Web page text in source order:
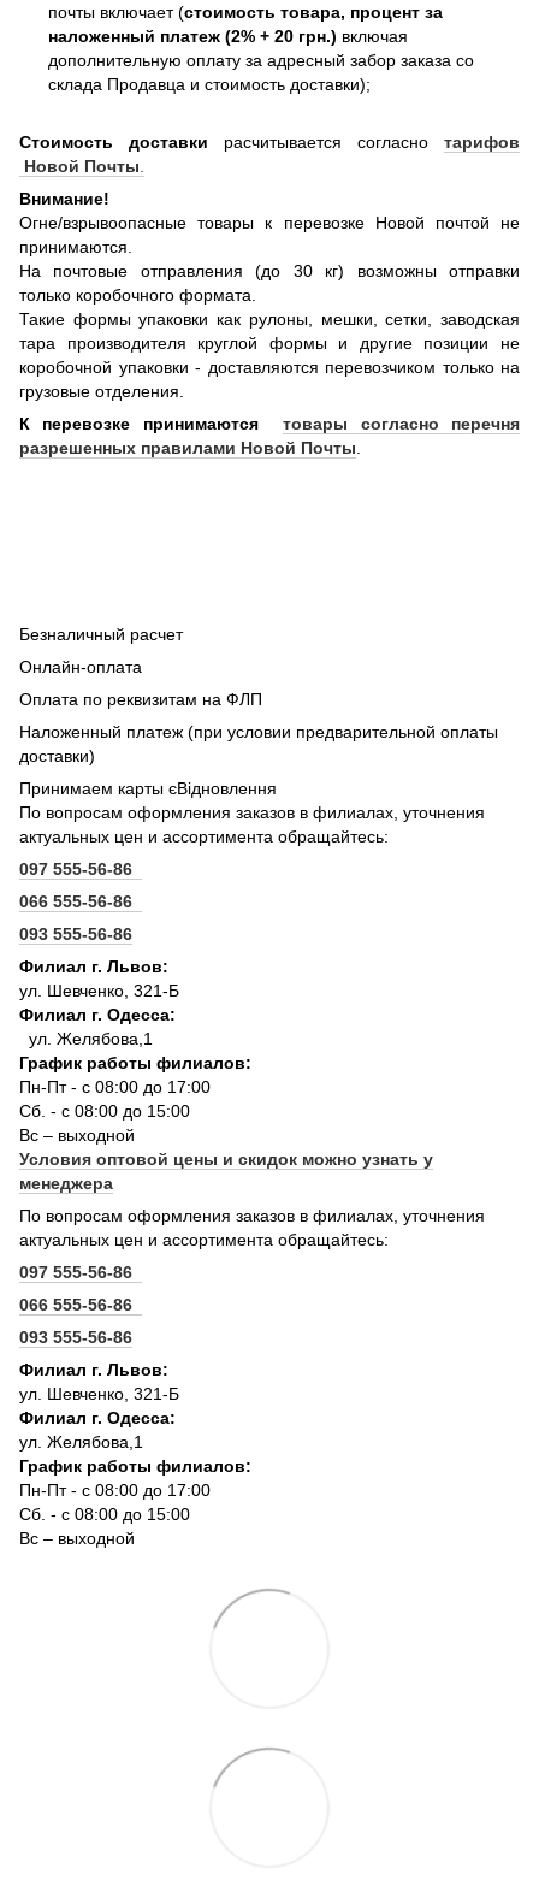
почты включает (стоимость товара, процент за
наложенный платеж (2% + 20 грн.) включая
дополнительную оплату за адресный забор заказа со
склада Продавца и стоимость доставки);
Стоимость доставки расчитывается согласно тарифов
Новой Почты.
Внимание!
Огне/взрывоопасные товары к перевозке Новой почтой не
принимаются.
На почтовые отправления (до 30 кг) возможны отправки
только коробочного формата.
Такие формы упаковки как рулоны, мешки, сетки, заводская
тара производителя круглой формы и другие позиции не
коробочной упаковки - доставляются перевозчиком только на
грузовые отделения.
К перевозке принимаютсятовары согласно перечня
разрешенных правилами Новой Почты.
Безналичный расчет
Онлайн-оплата
Оплата по реквизитам на ФЛП
Наложенный платеж (при условии предварительной оплаты
доставки)
Принимаем карты єВідновлення
По вопросам оформления заказов в филиалах, уточнения
актуальных цен и ассортимента обращайтесь:
097 555-56-86
066 555-56-86
093 555-56-86
Филиал г. Львов:
ул. Шевченко, 321-Б
Филиал г. Одесса:
ул. Желябова,1
График работы филиалов:
Пн-Пт - с 08:00 до 17:00
Сб. - с 08:00 до 15:00
Вс – выходной
Условия оптовой цены и скидок можно узнать у
менеджера
По вопросам оформления заказов в филиалах, уточнения
актуальных цен и ассортимента обращайтесь:
097 555-56-86
066 555-56-86
093 555-56-86
Филиал г. Львов:
ул. Шевченко, 321-Б
Филиал г. Одесса:
ул. Желябова,1
График работы филиалов:
Пн-Пт - с 08:00 до 17:00
Сб. - с 08:00 до 15:00
Вс – выходной